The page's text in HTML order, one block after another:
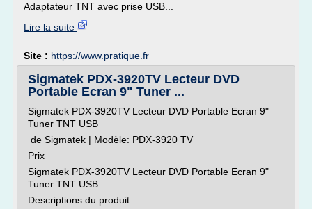
Adaptateur TNT avec prise USB...
Lire la suite
Site : https://www.pratique.fr
Sigmatek PDX-3920TV Lecteur DVD
Portable Ecran 9" Tuner ...
Sigmatek PDX-3920TV Lecteur DVD Portable Ecran 9"
Tuner TNT USB
de Sigmatek | Modèle: PDX-3920 TV
Prix
Sigmatek PDX-3920TV Lecteur DVD Portable Ecran 9"
Tuner TNT USB
Descriptions du produit